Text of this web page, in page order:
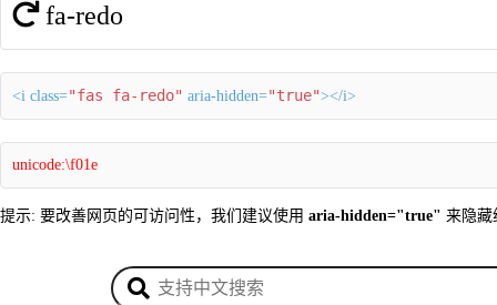
fa-redo
<i class="fas fa-redo" aria-hidden="true"></i>
unicode:\f01e
提示: 要改善网页的可访问性，我们建议使用 aria-hidden="true" 来隐藏